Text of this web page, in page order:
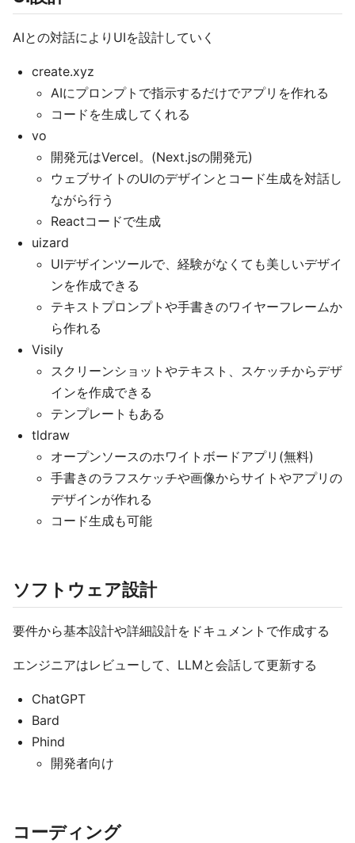
AIとの対話によりUIを設計していく
create.xyz
AIにプロンプトで指示するだけでアプリを作れる
コードを生成してくれる
vo
開発元はVercel。(Next.jsの開発元)
ウェブサイトのUIのデザインとコード生成を対話し
ながら行う
Reactコードで生成
uizard
UIデザインツールで、経験がなくても美しいデザイ
ンを作成できる
テキストプロンプトや手書きのワイヤーフレームか
ら作れる
Visily
スクリーンショットやテキスト、スケッチからデザ
インを作成できる
テンプレートもある
tldraw
オープンソースのホワイトボードアプリ(無料)
手書きのラフスケッチや画像からサイトやアプリの
デザインが作れる
コード生成も可能
ソフトウェア設計
要件から基本設計や詳細設計をドキュメントで作成する
エンジニアはレビューして、LLMと会話して更新する
ChatGPT
Bard
Phind
開発者向け
コーディング